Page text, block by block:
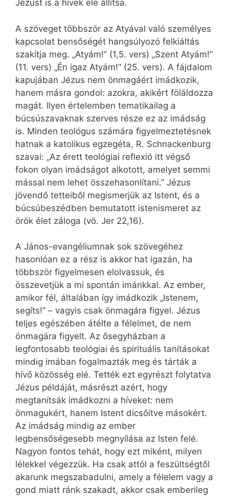
Jézust is a hívek elé állítsa.
A szöveget többször az Atyával való személyes
kapcsolat bensőségét hangsúlyozó felkiáltás
szakítja meg. „Atyám!” (1,5. vers) „Szent Atyám!”
(11. vers) „Én igaz Atyám!” (25. vers). A fájdalom
kapujában Jézus nem önmagáért imádkozik,
hanem másra gondol: azokra, akikért föláldozza
magát. Ilyen értelemben tematikailag a
búcsúszavaknak szerves része ez az imádság
is. Minden teológus számára figyelmeztetésnek
hatnak a katolikus egzegéta, R. Schnackenburg
szavai: „Az érett teológiai reflexió itt végső
fokon olyan imádságot alkotott, amelyet semmi
mással nem lehet összehasonlítani.” Jézus
jövendő tetteiből megismerjük az Istent, és a
búcsúbeszédben bemutatott istenismeret az
örök élet záloga (vö. Jer 22,16).
A János-evangéliumnak sok szövegéhez
hasonlóan ez a rész is akkor hat igazán, ha
többször figyelmesen elolvassuk, és
összevetjük a mi spontán imánkkal. Az ember,
amikor fél, általában így imádkozik „Istenem,
segíts!” – vagyis csak önmagára figyel. Jézus
teljes egészében átélte a félelmet, de nem
önmagára figyelt. Az ősegyházban a
legfontosabb teológiai és spirituális tanításokat
mindig imában fogalmazták meg és tárták a
hívő közösség elé. Tették ezt egyrészt folytatva
Jézus példáját, másrészt azért, hogy
megtanítsák imádkozni a híveket: nem
önmagukért, hanem Istent dicsőítve másokért.
Az imádság mindig az ember
legbensőségesebb megnyílása az Isten felé.
Nagyon fontos tehát, hogy ezt miként, milyen
lélekkel végezzük. Ha csak attól a feszültségtől
akarunk megszabadulni, amely a félelem vagy a
gond miatt ránk szakadt, akkor csak emberileg